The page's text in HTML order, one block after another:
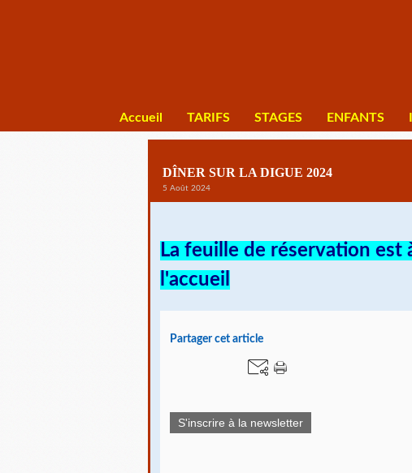
Accueil TARIFS STAGES ENFANTS
DÎNER SUR LA DIGUE 2024
5 Août 2024
La feuille de réservation est
l'accueil
Partager cet article
S'inscrire à la newsletter